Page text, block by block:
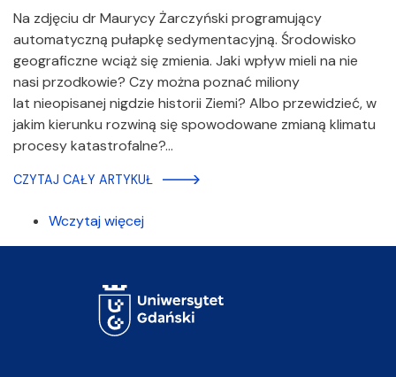
Na zdjęciu dr Maurycy Żarczyński programujący
automatyczną pułapkę sedymentacyjną. Środowisko
geograficzne wciąż się zmienia. Jaki wpływ mieli na nie
nasi przodkowie? Czy można poznać miliony
lat nieopisanej nigdzie historii Ziemi? Albo przewidzieć, w
jakim kierunku rozwiną się spowodowane zmianą klimatu
procesy katastrofalne?…
CZYTAJ CAŁY ARTYKUŁ
Wczytaj więcej